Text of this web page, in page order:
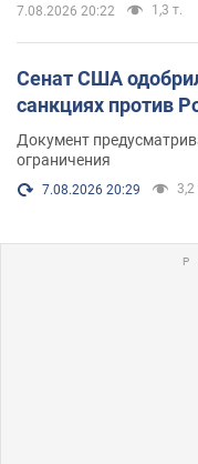
7.08.2026 20:22 1,3 т.
Сенат США
санкциях против
Документ
ограничения
7.08.2026 20:29 3,2